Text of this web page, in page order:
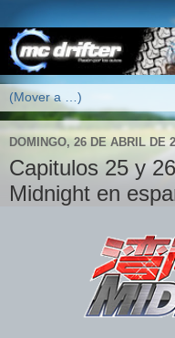
DOMINGO, 26 DE ABRIL DE
Capitulos 25 y
Midnight en